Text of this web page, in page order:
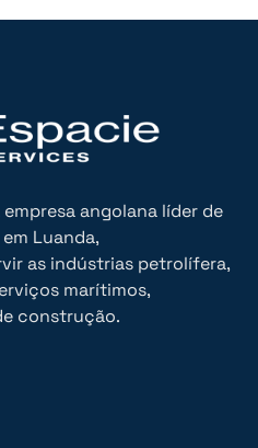
angolana líder de
Luanda,
as indústrias petrolífera,
marítimos,
construção.